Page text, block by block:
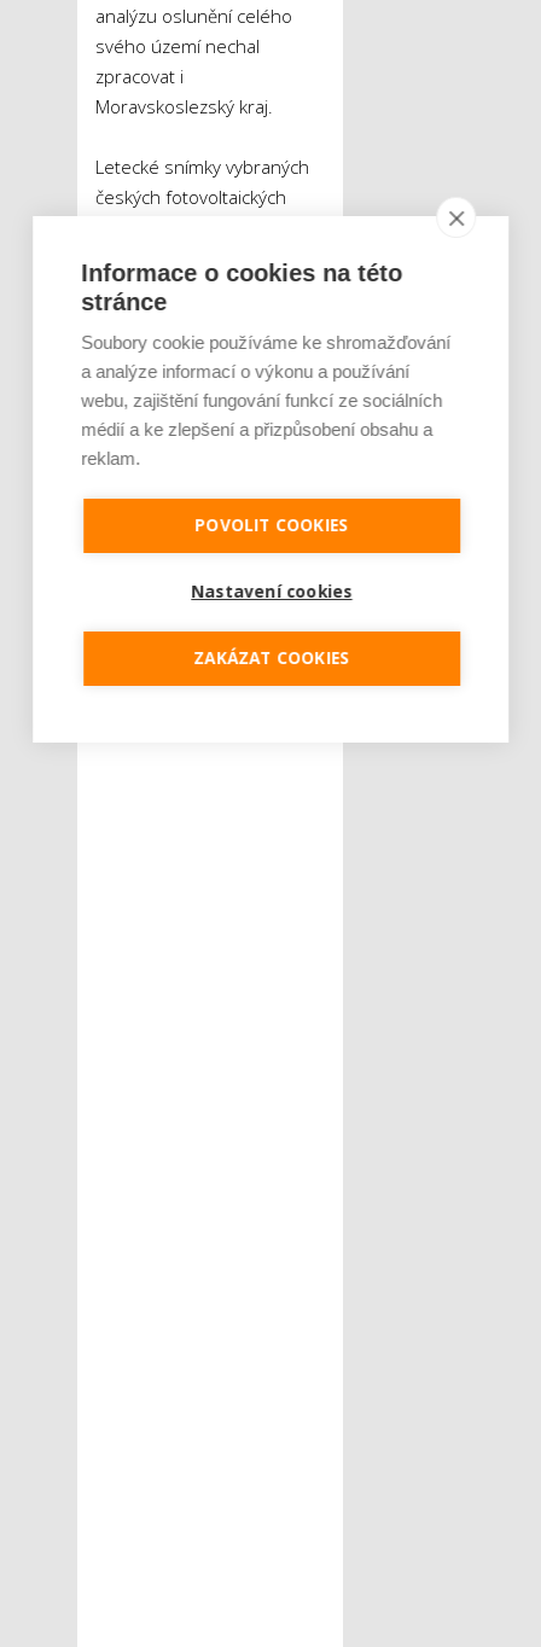
analýzu oslunění celého
svého území nechal
zpracovat i
Moravskoslezský kraj.
Letecké snímky vybraných
českých fotovoltaických
k dispozici prostřednictvím
tohoto odkazu.Web
Chytremapy.cz je dostupný
natomto odkazu.
Tweet
Informace o cookies na této
stránce
Soubory cookie používáme ke shromažďování
a analýze informací o výkonu a používání
webu, zajištění fungování funkcí ze sociálních
médií a ke zlepšení a přizpůsobení obsahu a
reklam.
POVOLIT COOKIES
Nastavení cookies
ZAKÁZAT COOKIES